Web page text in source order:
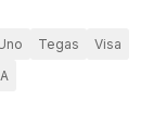
Tegas
Visa